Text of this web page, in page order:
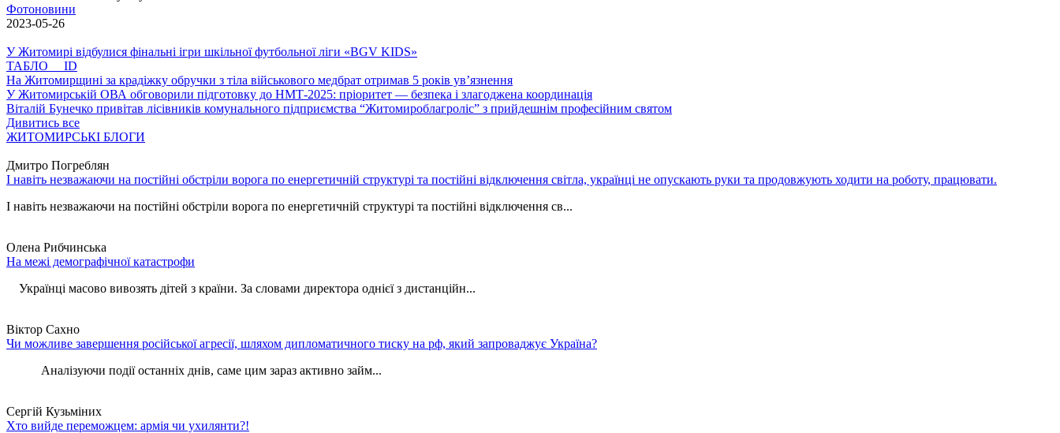
Фотоновини
2023-05-26
У Житомирі відбулися фінальні ігри шкільної футбольної ліги «BGV KIDS»
ТАБЛО ID
На Житомирщині за крадіжку обручки з тіла військового медбрат отримав 5 років ув’язнення
У Житомирській ОВА обговорили підготовку до НМТ-2025: пріоритет — безпека і злагоджена координація
Віталій Бунечко привітав лісівників комунального підприємства “Житомироблагроліс” з прийдешнім професійним святом
Дивитись все
ЖИТОМИРСЬКІ БЛОГИ
Дмитро Погреблян
І навіть незважаючи на постійні обстріли ворога по енергетичній структурі та постійні відключення світла, українці не опускають руки та продовжують ходити на роботу, працювати.
І навіть незважаючи на постійні обстріли ворога по енергетичній структурі та постійні відключення св...
Олена Рибчинська
На межі демографічної катастрофи
Українці масово вивозять дітей з країни. За словами директора однієї з дистанційн...
Віктор Сахно
Чи можливе завершення російської агресії, шляхом дипломатичного тиску на рф, який запроваджує Україна?
Аналізуючи події останніх днів, саме цим зараз активно займ...
Сергій Кузьміних
Хто вийде переможцем: армія чи ухилянти?!